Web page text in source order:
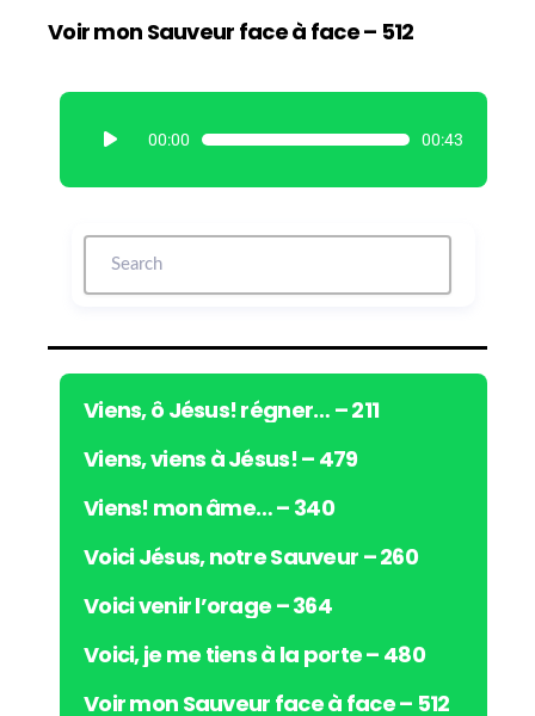
Voir mon Sauveur face à face – 512
c
e
r
u
d
i
00:00 00:43
Viens, ô Jésus! régner… – 211
Viens, viens à Jésus! – 479
Viens! mon âme… – 340
Voici Jésus, notre Sauveur – 260
Voici venir l’orage – 364
Voici, je me tiens à la porte – 480
Voir mon Sauveur face à face – 512